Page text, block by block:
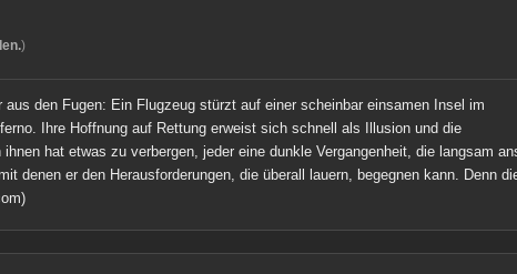
)
den Fugen: Ein Flugzeug stürzt auf einer scheinbar einsamen Insel im
Ihre Hoffnung auf Rettung erweist sich schnell als Illusion und die
hat etwas zu verbergen, jeder eine dunkle Vergangenheit, die langsam
denen er den Herausforderungen, die überall lauern, begegnen kann. Denn